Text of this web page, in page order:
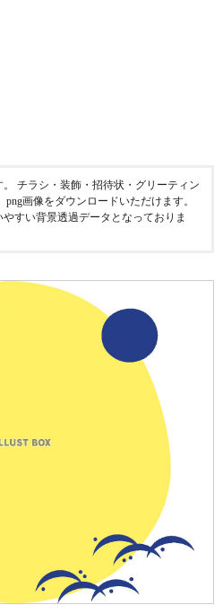
チラシ・装飾・招待状・グリーティン
画像をダウンロードいただけます。
すい背景透過データとなっておりま